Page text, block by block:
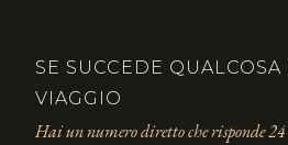
SE SUCCEDE
VIAGGIO
Hai un numero diretto che risponde 24